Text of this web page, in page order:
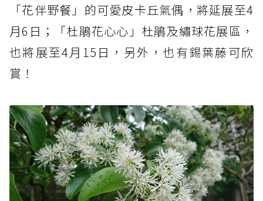
「花伴野餐」的可愛皮卡丘氣偶，將延展至4
月6日；「杜鵑花心心」杜鵑及繡球花展區，
也將展至4月15日，另外，也有錫葉藤可欣
賞！